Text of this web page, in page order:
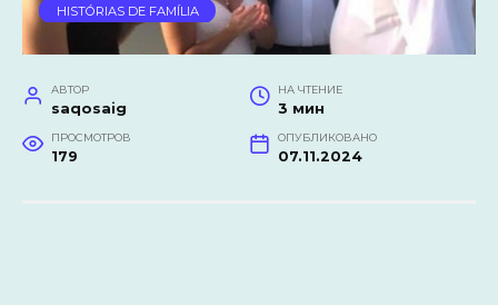
HISTÓRIAS DE FAMÍLIA
АВТОР
saqosaig
НА ЧТЕНИЕ
3 мин
ПРОСМОТРОВ
179
ОПУБЛИКОВАНО
07.11.2024